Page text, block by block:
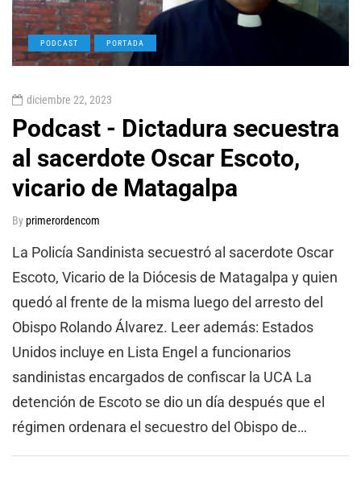
PODCAST PORTADA
diciembre 22, 2023
Podcast - Dictadura secuestra
al sacerdote Oscar Escoto,
vicario de Matagalpa
Byprimerordencom
La Policía Sandinista secuestró al sacerdote Oscar
Escoto, Vicario de la Diócesis de Matagalpa y quien
quedó al frente de la misma luego del arresto del
Obispo Rolando Álvarez. Leer además: Estados
Unidos incluye en Lista Engel a funcionarios
sandinistas encargados de confiscar la UCA La
detención de Escoto se dio un día después que el
régimen ordenara el secuestro del Obispo de…